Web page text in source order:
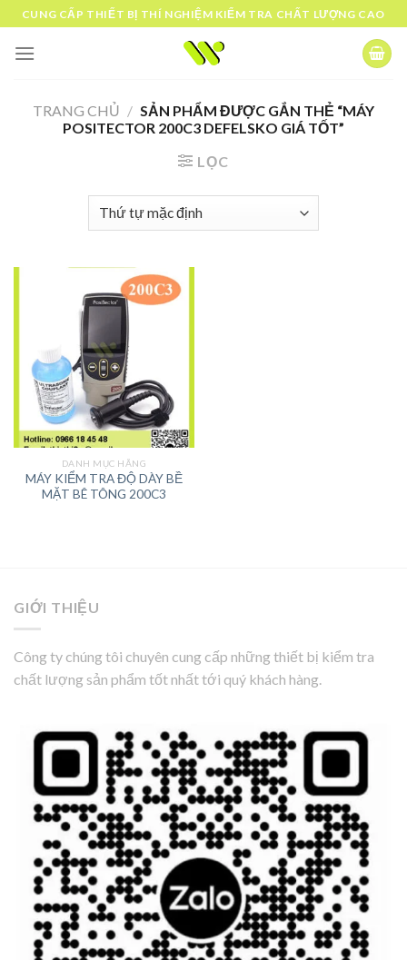
Skip
to
content
CUNG CẤP THIẾT BỊ THÍ NGHIỆM KIỂM TRA CHẤT LƯỢNG CAO
TRANG CHỦ / SẢN PHẨM ĐƯỢC GẮN THẺ “MÁY
POSITECTOR 200C3 DEFELSKO GIÁ TỐT”
LỌC
DANH MỤC HÃNG
MÁY KIỂM TRA ĐỘ DÀY BỀ
MẶT BÊ TÔNG 200C3
GIỚI THIỆU
Công ty chúng tôi chuyên cung cấp những thiết bị kiểm tra
chất lượng sản phẩm tốt nhất tới quý khách hàng.